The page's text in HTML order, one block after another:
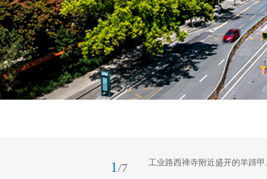
1 /7 工业路西禅寺附近盛开的羊蹄